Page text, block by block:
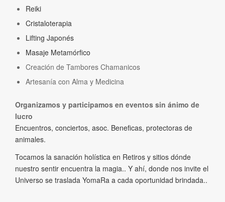
Reiki
Cristaloterapia
Lifting Japonés
Masaje Metamórfico
Creación de Tambores Chamanicos
Artesanía con Alma y Medicina
Organizamos y participamos en eventos sin ánimo de
lucro
Encuentros, conciertos, asoc. Beneficas, protectoras de
animales.
Tocamos la sanación holística en Retiros y sitios dónde
nuestro sentir encuentra la magia.. Y ahí, donde nos invite el
Universo se traslada YomaRa a cada oportunidad brindada..